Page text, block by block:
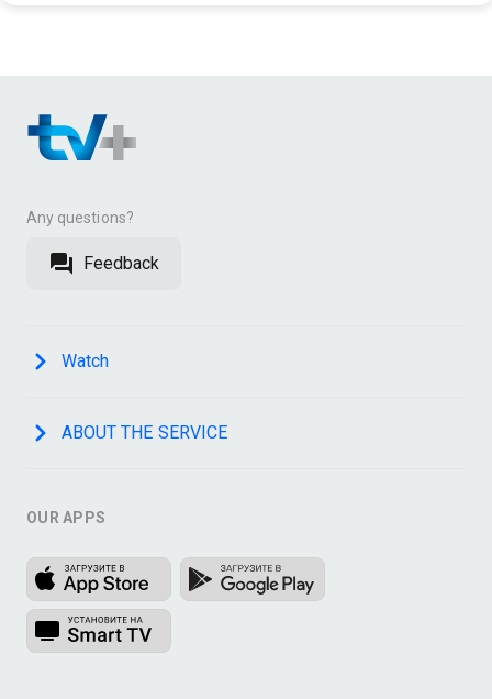
Any questions?
Feedback
Watch
ABOUT THE SERVICE
OUR APPS